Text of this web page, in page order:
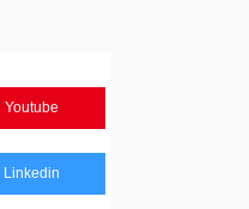
Youtube
Linkedin